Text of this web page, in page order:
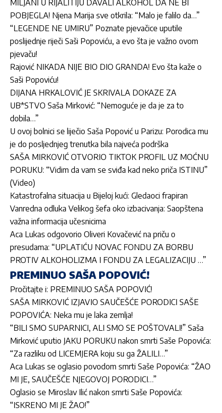
MILJANI U RIJALITIJU DAVALI ALKOHOL DA NE BI
POBJEGLA! Njena Marija sve otkrila: “Malo je falilo da…”
“LEGENDE NE UMIRU” Poznate pjevačice uputile
poslijednje riječi Saši Popoviću, a evo šta je važno ovom
pjevaču!
Rajović NIKADA NIJE BIO DIO GRANDA! Evo šta kaže o
Saši Popoviću!
DIJANA HRKALOVIĆ JE SKRIVALA DOKAZE ZA
UB*STVO Saša Mirković: “Nemoguće je da je za to
dobila…”
U ovoj bolnici se liječio Saša Popović u Parizu: Porodica mu
je do posljednjeg trenutka bila najveća podrška
SAŠA MIRKOVIĆ OTVORIO TIKTOK PROFIL UZ MOĆNU
PORUKU: “Vidim da vam se sviđa kad neko priča ISTINU”
(Video)
Katastrofalna situacija u Bijeloj kući: Gledaoci frapiran
Vanredna odluka Velikog šefa oko izbacivanja: Saopštena
važna informacija učesnicima
Aca Lukas odgovorio Oliveri Kovačević na priču o
presudama: “UPLATIĆU NOVAC FONDU ZA BORBU
PROTIV ALKOHOLIZMA I FONDU ZA LEGALIZACIJU …”
PREMINUO SAŠA POPOVIĆ!
Pročitajte i: PREMINUO SAŠA POPOVIĆ!
SAŠA MIRKOVIĆ IZJAVIO SAUČEŠĆE PORODICI SAŠE
POPOVIĆA: Neka mu je laka zemlja!
“BILI SMO SUPARNICI, ALI SMO SE POŠTOVALI!” Saša
Mirković uputio JAKU PORUKU nakon smrti Saše Popovića:
“Za razliku od LICEMJERA koju su ga ŽALILI…”
Aca Lukas se oglasio povodom smrti Saše Popovića: “ŽAO
MI JE, SAUČEŠĆE NJEGOVOJ PORODICI…”
Oglasio se Miroslav Ilić nakon smrti Saše Popovića:
“ISKRENO MI JE ŽAO!”